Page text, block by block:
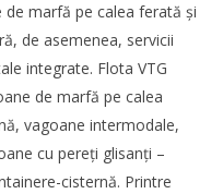
transportul combinat
2022
marfă pe calea ferată și
de asemenea, servicii
integrate. Flota VTG
de marfă pe calea
vagoane intermodale,
cu pereți glisanți –
cisternă. Printre